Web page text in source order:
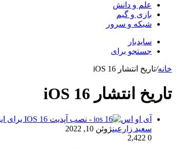
علم و دانش
بازی و گیم
شبکه و سرور
سایدبار
جستجو برای
خانه/تاریخ انتشار iOS 16
تاریخ انتشار iOS 16
آی او اس
سعید زارعینژوئن 10, 2022
0